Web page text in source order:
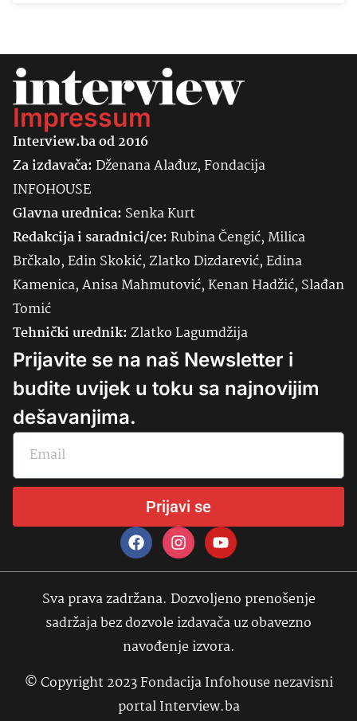
Impressum
Interview.ba od 2016
Za izdavača:Dženana Alađuz, Fondacija
INFOHOUSE
Glavna urednica: SenkaKurt
Redakcija i saradnici/ce:Rubina Čengić, Milica
Brčkalo, Edin Skokić, Zlatko Dizdarević, Edina
Kamenica, Anisa Mahmutović, Kenan Hadžić, Slađan
Tomić
Tehnički urednik:Zlatko Lagumdžija
Prijavite se na naš Newsletter i
budite uvijek u toku sa najnovijim
dešavanjima.
Prijavi se
Sva prava zadržana. Dozvoljeno prenošenje
sadržaja bez dozvole izdavača uz obavezno
navođenje izvora.
© Copyright 2023 Fondacija Infohouse nezavisni
portal Interview.ba